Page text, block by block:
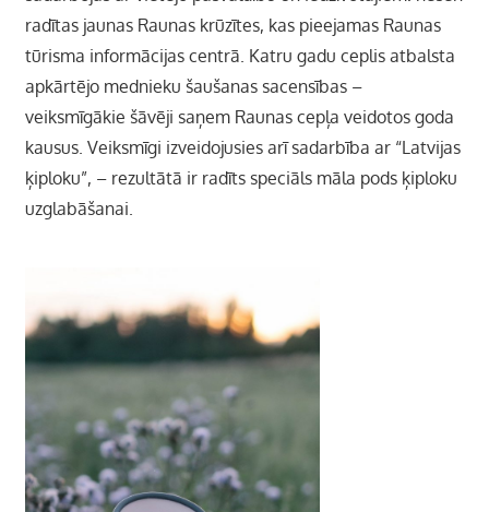
radītas jaunas Raunas krūzītes, kas pieejamas Raunas
tūrisma informācijas centrā. Katru gadu ceplis atbalsta
apkārtējo mednieku šaušanas sacensības –
veiksmīgākie šāvēji saņem Raunas cepļa veidotos goda
kausus. Veiksmīgi izveidojusies arī sadarbība ar “Latvijas
ķiploku”, – rezultātā ir radīts speciāls māla pods ķiploku
uzglabāšanai.